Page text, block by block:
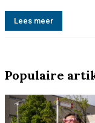
Lees meer
Populaire